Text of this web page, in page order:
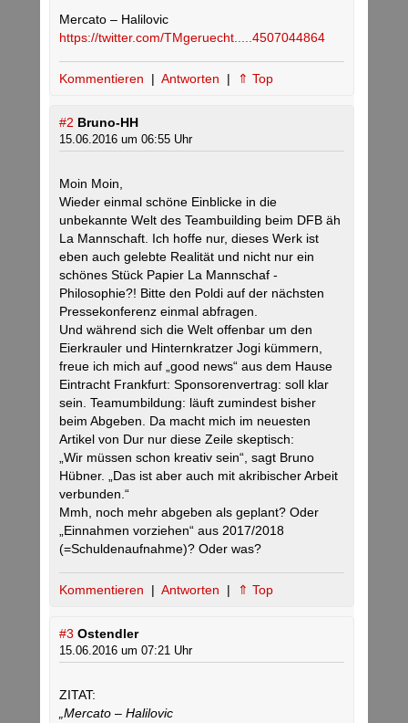
Mercato – Halilovic
https://twitter.com/TMgeruecht.....4507044864
Kommentieren | Antworten | ⇑ Top
#2 Bruno-HH
15.06.2016 um 06:55 Uhr
Moin Moin,
Wieder einmal schöne Einblicke in die
unbekannte Welt des Teambuilding beim DFB äh
La Mannschaft. Ich hoffe nur, dieses Werk ist
eben auch gelebte Realität und nicht nur ein
schönes Stück Papier La Mannschaf -
Philosophie?! Bitte den Poldi auf der nächsten
Pressekonferenz einmal abfragen.
Und während sich die Welt offenbar um den
Eierkrauler und Hinternkratzer Jogi kümmern,
freue ich mich auf „good news“ aus dem Hause
Eintracht Frankfurt: Sponsorenvertrag: soll klar
sein. Teamumbildung: läuft zumindest bisher
beim Abgeben. Da macht mich im neuesten
Artikel von Dur nur diese Zeile skeptisch:
„Wir müssen schon kreativ sein“, sagt Bruno
Hübner. „Das ist aber auch mit akribischer Arbeit
verbunden.“
Mmh, noch mehr abgeben als geplant? Oder
„Einnahmen vorziehen“ aus 2017/2018
(=Schuldenaufnahme)? Oder was?
Kommentieren | Antworten | ⇑ Top
#3 Ostendler
15.06.2016 um 07:21 Uhr
ZITAT:
„Mercato – Halilovic